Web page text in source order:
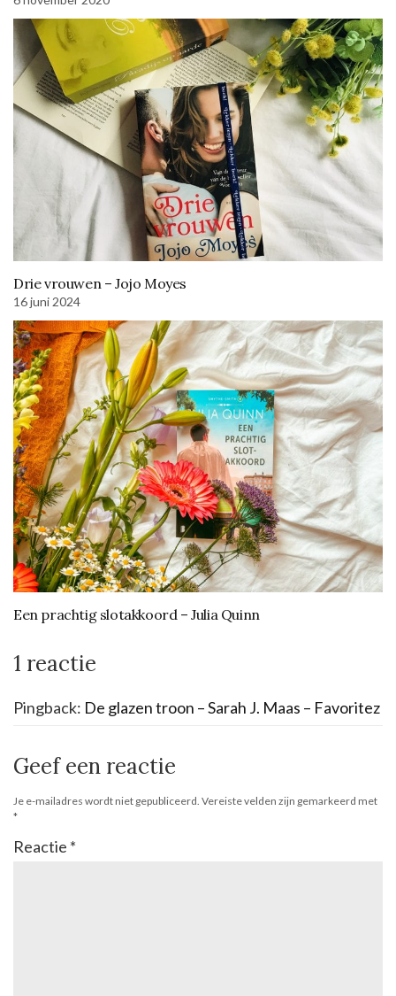
Drie vrouwen – Jojo Moyes
16 juni 2024
Een prachtig slotakkoord – Julia Quinn
1 reactie
Pingback: De glazen troon – Sarah J. Maas – Favoritez
Geef een reactie
Je e-mailadres wordt niet gepubliceerd. Vereiste velden zijn gemarkeerd met
*
Reactie *